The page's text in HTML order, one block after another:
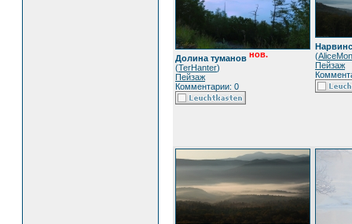
Долина туманов нов.
(TerHanter)
Пейзаж
Комментарии: 0
(AliceMon
Пейзаж